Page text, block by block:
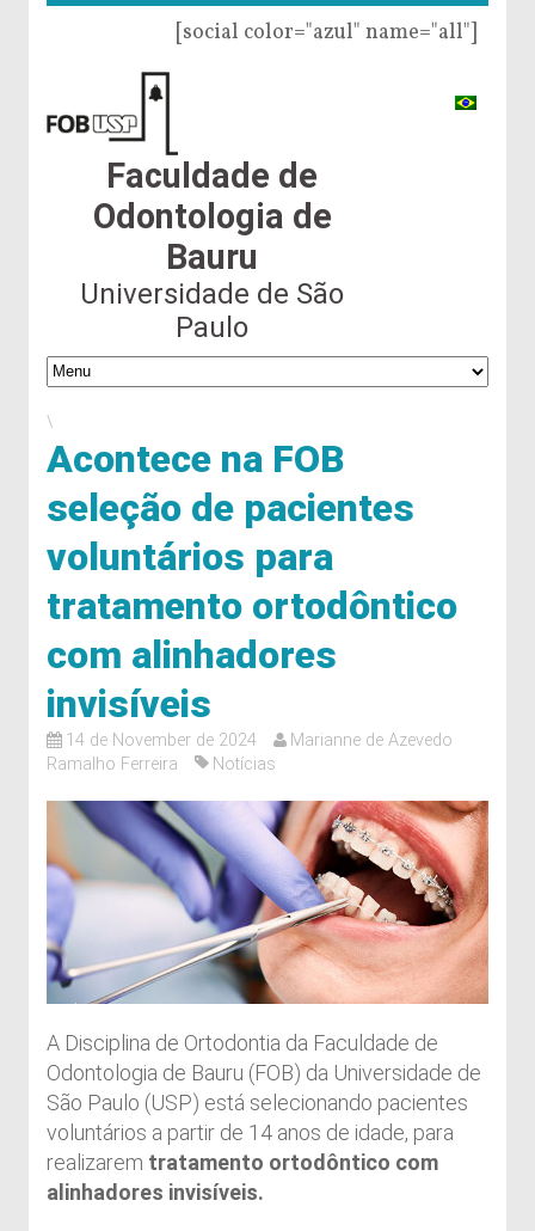
[social color="azul" name="all"]
Faculdade de
Odontologia de
Bauru
Universidade de São
Paulo
\
Acontece na FOB
seleção de pacientes
voluntários para
tratamento ortodôntico
com alinhadores
invisíveis
14 de November de 2024
Marianne de Azevedo
Ramalho Ferreira
Notícias
A Disciplina de Ortodontia da Faculdade de
Odontologia de Bauru (FOB) da Universidade de
São Paulo (USP) está selecionando pacientes
voluntários a partir de 14 anos de idade, para
realizarem tratamento ortodôntico com
alinhadores invisíveis.